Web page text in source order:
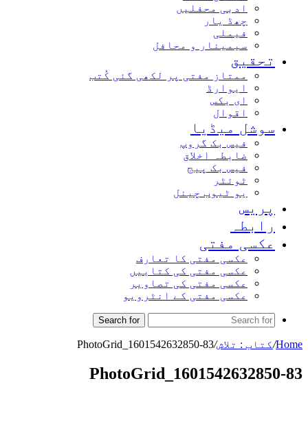
ادبی محفلیں
چھڈ یار
فیملی
سیمینار و محافل
تحقیق
ممتاز مفتی پر لکھی گئی کُتب
ایوارڈ
ای بکس
اقوال
سوشل میڈیا
فیس بک گروپ
ضابطہ اخلاق
فیس بک پیج
ٹوئٹر
یو ٹیوب چینل
پریس
رابطہ
عکسی مفتی
عکسی مفتی کا تعارف
عکسی مفتی کی کتابیں
عکسی مفتی کی تصاویر
عکسی مفتی کے انٹرویو
Search for
Home
/کتاب : تلاش/
PhotoGrid_1601542632850-83
PhotoGrid_1601542632850-83